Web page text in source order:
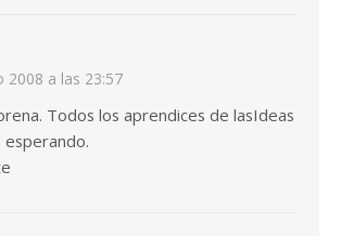
2008 a las 23:57
Todos los aprendices de lasIdeas